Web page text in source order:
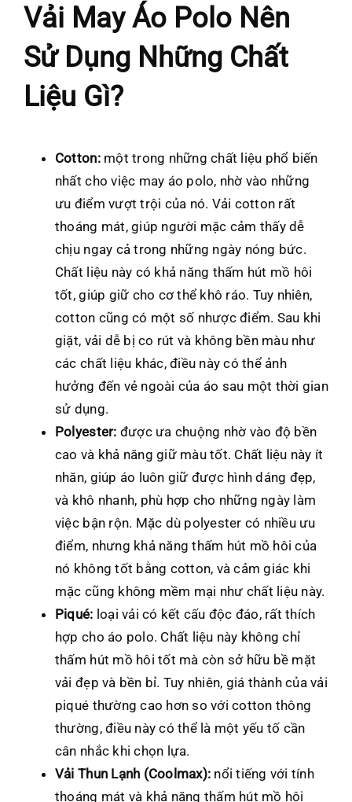
Vải May Áo Polo Nên
Sử Dụng Những Chất
Liệu Gì?
Cotton: một trong những chất liệu phổ biến
nhất cho việc may áo polo, nhờ vào những
ưu điểm vượt trội của nó. Vải cotton rất
thoáng mát, giúp người mặc cảm thấy dễ
chịu ngay cả trong những ngày nóng bức.
Chất liệu này có khả năng thấm hút mồ hôi
tốt, giúp giữ cho cơ thể khô ráo. Tuy nhiên,
cotton cũng có một số nhược điểm. Sau khi
giặt, vải dễ bị co rút và không bền màu như
các chất liệu khác, điều này có thể ảnh
hưởng đến vẻ ngoài của áo sau một thời gian
sử dụng.
Polyester: được ưa chuộng nhờ vào độ bền
cao và khả năng giữ màu tốt. Chất liệu này ít
nhăn, giúp áo luôn giữ được hình dáng đẹp,
và khô nhanh, phù hợp cho những ngày làm
việc bận rộn. Mặc dù polyester có nhiều ưu
điểm, nhưng khả năng thấm hút mồ hôi của
nó không tốt bằng cotton, và cảm giác khi
mặc cũng không mềm mại như chất liệu này.
Piqué: loại vải có kết cấu độc đáo, rất thích
hợp cho áo polo. Chất liệu này không chỉ
thấm hút mồ hôi tốt mà còn sở hữu bề mặt
vải đẹp và bền bỉ. Tuy nhiên, giá thành của vải
piqué thường cao hơn so với cotton thông
thường, điều này có thể là một yếu tố cần
cân nhắc khi chọn lựa.
Vải Thun Lạnh (Coolmax): nổi tiếng với tính
thoáng mát và khả năng thấm hút mồ hôi